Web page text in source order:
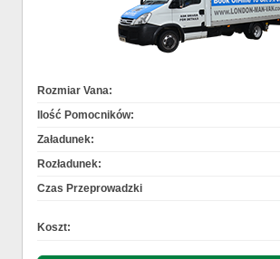
Rozmiar Vana:
Ilość Pomocników:
Załadunek:
Rozładunek:
Czas Przeprowadzki
Koszt: